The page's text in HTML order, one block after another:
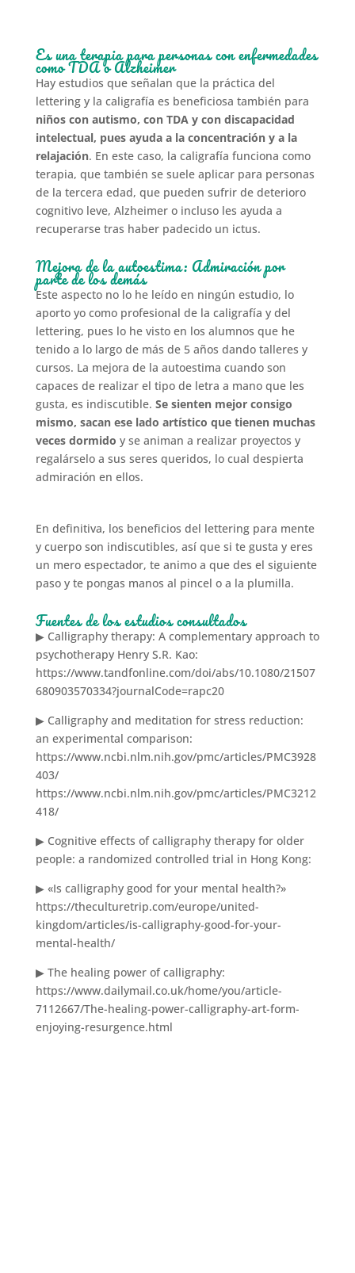
Es una terapia para personas con enfermedades
como TDA o Alzheimer
Hay estudios que señalan que la práctica del
lettering y la caligrafía es beneficiosa también para
niños con autismo, con TDA y con discapacidad
intelectual, pues ayuda a la concentración y a la
relajación. En este caso, la caligrafía funciona como
terapia, que también se suele aplicar para personas
de la tercera edad, que pueden sufrir de deterioro
cognitivo leve, Alzheimer o incluso les ayuda a
recuperarse tras haber padecido un ictus.
Mejora de la autoestima: Admiración por
parte de los demás
Este aspecto no lo he leído en ningún estudio, lo
aporto yo como profesional de la caligrafía y del
lettering, pues lo he visto en los alumnos que he
tenido a lo largo de más de 5 años dando talleres y
cursos. La mejora de la autoestima cuando son
capaces de realizar el tipo de letra a mano que les
gusta, es indiscutible. Se sienten mejor consigo
mismo, sacan ese lado artístico que tienen muchas
veces dormido y se animan a realizar proyectos y
regalárselo a sus seres queridos, lo cual despierta
admiración en ellos.
En definitiva, los beneficios del lettering para mente
y cuerpo son indiscutibles, así que si te gusta y eres
un mero espectador, te animo a que des el siguiente
paso y te pongas manos al pincel o a la plumilla.
Fuentes de los estudios consultados
▶ Calligraphy therapy: A complementary approach to
psychotherapy Henry S.R. Kao:
https://www.tandfonline.com/doi/abs/10.1080/21507
680903570334?journalCode=rapc20
▶ Calligraphy and meditation for stress reduction:
an experimental comparison:
https://www.ncbi.nlm.nih.gov/pmc/articles/PMC3928
403/
https://www.ncbi.nlm.nih.gov/pmc/articles/PMC3212
418/
▶ Cognitive effects of calligraphy therapy for older
people: a randomized controlled trial in Hong Kong:
▶ «Is calligraphy good for your mental health?»
https://theculturetrip.com/europe/united-
kingdom/articles/is-calligraphy-good-for-your-
mental-health/
▶ The healing power of calligraphy:
https://www.dailymail.co.uk/home/you/article-
7112667/The-healing-power-calligraphy-art-form-
enjoying-resurgence.html